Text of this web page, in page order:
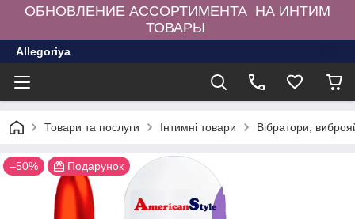
ОБНОВЛЕНИЕ АССОРТИМЕНТА НА ИНТИМ
ТОВАРЫ
Allegoriya
Товари та послуги Інтимні товари Вібратори,
–50% Подарунок